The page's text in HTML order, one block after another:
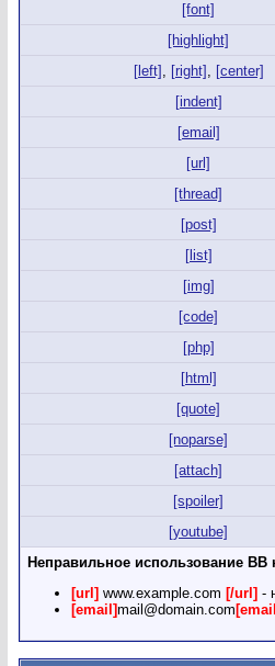
[font]
[highlight]
[left] , [right] , [center]
[indent]
[email]
[url]
[thread]
[post]
[list]
[img]
[code]
[php]
[html]
[quote]
[noparse]
[attach]
[spoiler]
[youtube]
Неправильное использование BB
[url] www.example.com [/url] -
[email]mail@domain.com